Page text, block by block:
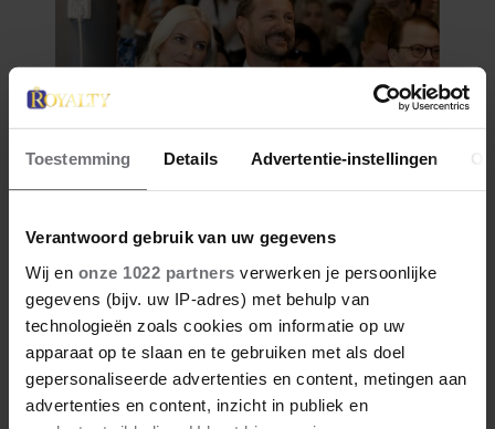
Toestemming Details Advertentie-instellingen
Verantwoord gebruik van uw gegevens
Wij en onze 1022 partners verwerken je persoonlijke
gegevens (bijv. uw IP-adres) met behulp van
technologieën zoals cookies om informatie op uw
apparaat op te slaan en te gebruiken met als doel
gepersonaliseerde advertenties en content, metingen aan
advertenties en content, inzicht in publiek en